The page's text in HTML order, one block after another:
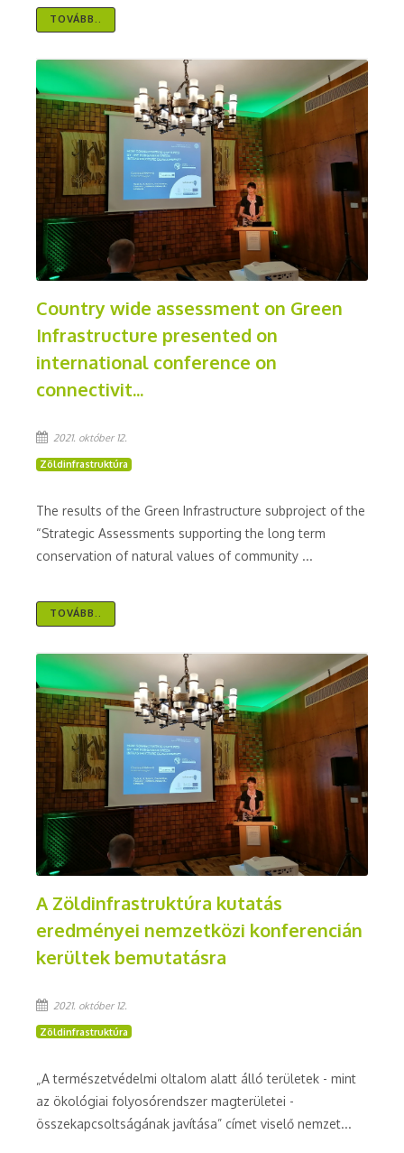
TOVÁBB..
Country wide assessment on Green
Infrastructure presented on
international conference on
connectivit...
2021. október 12.
Zöldinfrastruktúra
The results of the Green Infrastructure subproject of the
“Strategic Assessments supporting the long term
conservation of natural values of community ...
TOVÁBB..
A Zöldinfrastruktúra kutatás
eredményei nemzetközi konferencián
kerültek bemutatásra
2021. október 12.
Zöldinfrastruktúra
„A természetvédelmi oltalom alatt álló területek - mint
az ökológiai folyosórendszer magterületei -
összekapcsoltságának javítása” címet viselő nemzet...